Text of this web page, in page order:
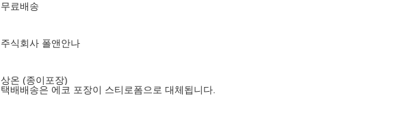
무료배송
주식회사 폴앤안나
상온 (종이포장)
택배배송은 에코 포장이 스티로폼으로 대체됩니다.